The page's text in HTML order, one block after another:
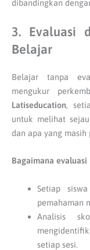
dibandingkan
3. Evaluasi
Belajar
Belajar tanpa
mengukur
Latiseducation,
untuk melihat
dan apa yang
Bagaimana
Setiap
pemahaman
Analisis
setiap sesi.